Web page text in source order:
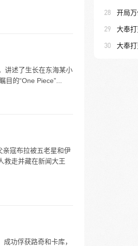
讲述了生长在东海某小
的“One Piece”...
亲寇布拉被五老星和伊
救走并藏在新闻大王
功俘获路奇和卡库，
28 开局
29 大奉
30 大奉